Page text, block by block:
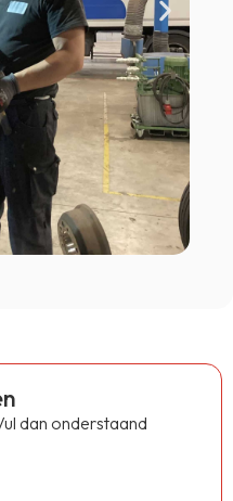
dan onderstaand